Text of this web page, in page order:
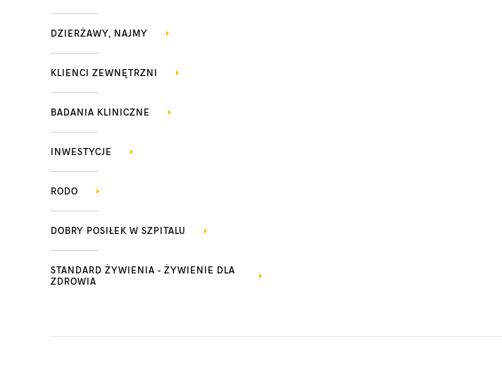
DZIERŻAWY, NAJMY
KLIENCI ZEWNĘTRZNI
BADANIA KLINICZNE
INWESTYCJE
RODO
DOBRY POSIŁEK W SZPITALU
STANDARD ŻYWIENIA - ŻYWIENIE DLA
ZDROWIA